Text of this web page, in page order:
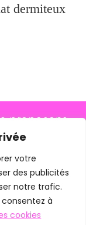
votre
des publicités
notre trafic.
à
cookies
proposons
(placés en
26, ils
le
avec
me
dermiteux